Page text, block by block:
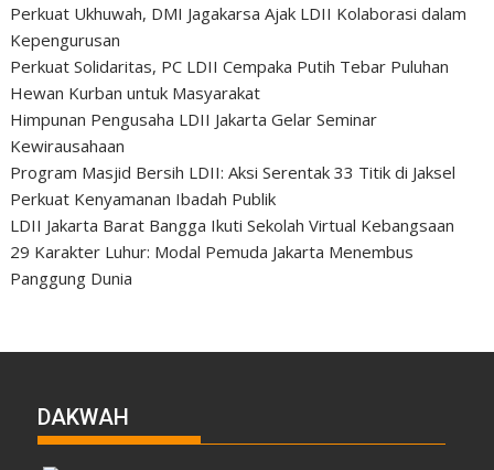
Perkuat Ukhuwah, DMI Jagakarsa Ajak LDII Kolaborasi dalam
Kepengurusan
Perkuat Solidaritas, PC LDII Cempaka Putih Tebar Puluhan
Hewan Kurban untuk Masyarakat
Himpunan Pengusaha LDII Jakarta Gelar Seminar
Kewirausahaan
Program Masjid Bersih LDII: Aksi Serentak 33 Titik di Jaksel
Perkuat Kenyamanan Ibadah Publik
LDII Jakarta Barat Bangga Ikuti Sekolah Virtual Kebangsaan
29 Karakter Luhur: Modal Pemuda Jakarta Menembus
Panggung Dunia
DAKWAH